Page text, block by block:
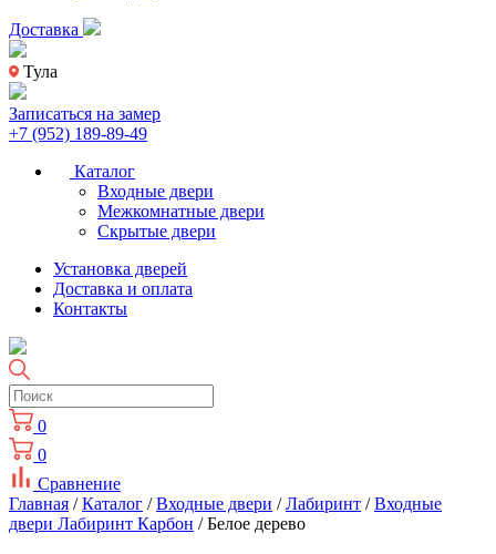
Доставка
Тула
Записаться на замер
+7 (952) 189-89-49
Каталог
Входные двери
Межкомнатные двери
Скрытые двери
Установка дверей
Доставка и оплата
Контакты
0
0
Сравнение
Главная /Каталог /Входные двери /Лабиринт /Входные
двери Лабиринт Карбон / Белое дерево